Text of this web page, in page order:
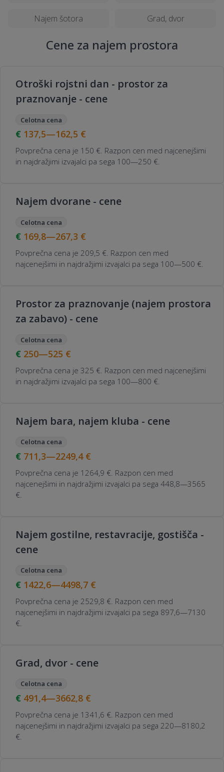
Najem šotora Grad, dvor
Cene za najem prostora
Otroški rojstni dan - prostor za
praznovanje - cene
Celotna cena
137,5—162,5 €
Povprečna cena je 150 €. Razpon cen med najcenejšimi
in najdražjimi izvajalci pa sega 100—250 €.
Najem dvorane - cene
Celotna cena
169,8—267,3 €
Povprečna cena je 209,5 €. Razpon cen med
najcenejšimi in najdražjimi izvajalci pa sega 100—500 €.
Prostor za praznovanje (najem prostora
za zabavo) - cene
Celotna cena
250—525 €
Povprečna cena je 325 €. Razpon cen med najcenejšimi
in najdražjimi izvajalci pa sega 100—800 €.
Najem bara, najem kluba - cene
Celotna cena
711,3—2249,4 €
Povprečna cena je 1264,9 €. Razpon cen med
najcenejšimi in najdražjimi izvajalci pa sega 448,8—3565
€.
Najem gostilne, restavracije, gostišča -
cene
Celotna cena
1422,6—4498,7 €
Povprečna cena je 2529,8 €. Razpon cen med
najcenejšimi in najdražjimi izvajalci pa sega 897,6—7130
€.
Grad, dvor - cene
Celotna cena
491,4—3662,8 €
Povprečna cena je 1341,6 €. Razpon cen med
najcenejšimi in najdražjimi izvajalci pa sega 220—8180,2
€.